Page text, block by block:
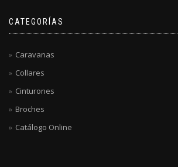
CATEGORÍAS
Caravanas
Collares
Cinturones
Broches
Catálogo Online